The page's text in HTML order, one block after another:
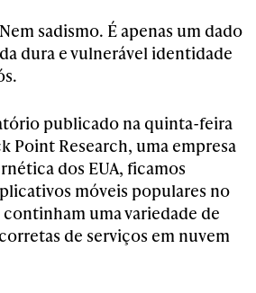
sadismo. É apenas um dado
dura e vulnerável identidade
publicado na quinta-feira
Point Research, uma empresa
dos EUA, ficamos
móveis populares no
uma variedade de
de serviços em nuvem